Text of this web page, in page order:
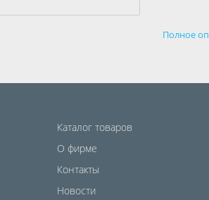
Полное
Каталог товаров
О фирме
Контакты
Новости